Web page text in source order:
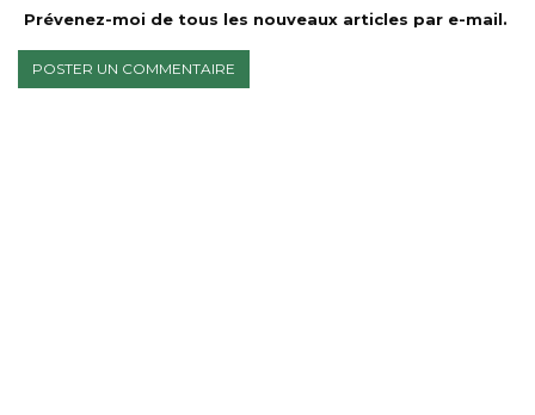
Prévenez-moi de tous les nouveaux articles par e-mail.